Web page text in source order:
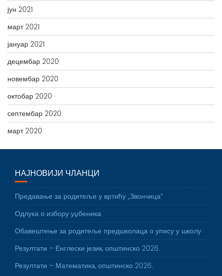
јун 2021
март 2021
јануар 2021
децембар 2020
новембар 2020
октобар 2020
септембар 2020
март 2020
НАЈНОВИЈИ ЧЛАНЦИ
Предавање за родитеље у вртићу „Звончица“
Одлука о избору уџбеника
Обавештење за родитеље предшколаца о упису у школу
Резултати – Енглески језик, општинско 2026.
Резултати – Математика, општинско 2026.